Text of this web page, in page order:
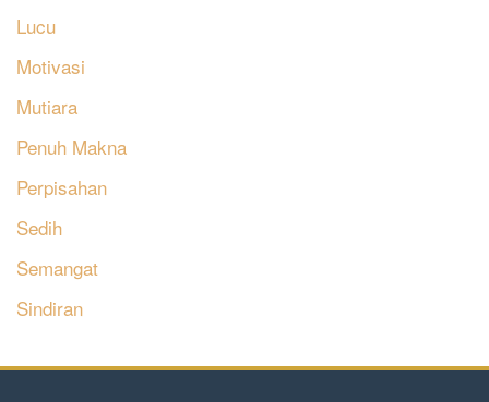
Lucu
Motivasi
Mutiara
Penuh Makna
Perpisahan
Sedih
Semangat
Sindiran